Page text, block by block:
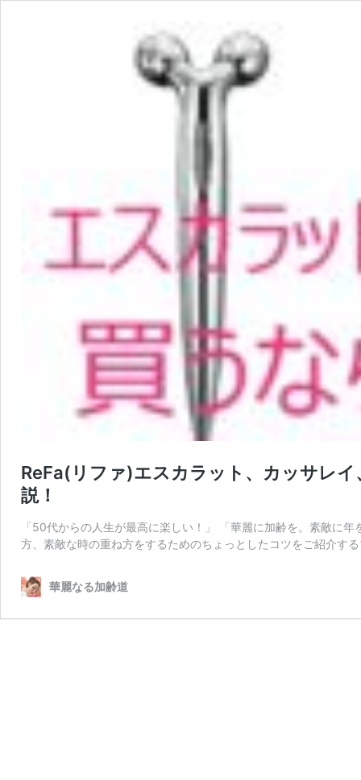
ReFa(リファ)エスカラット、カッサレ
説！
「50代からの人生が最高に楽しい！」 「華麗に加齢を。素敵に
方、素敵な時の重ね方をするためのちょっとしたコツをご紹介す
華麗なる加齢道